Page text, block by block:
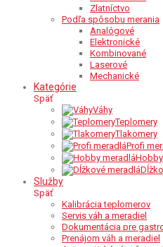
Zlatníctvo
Podľa spôsobu merania
Analógové
Elektronické
Kombinované
Laserové
Mechanické
Kategórie
Späť
Váhy
Teplomery
Tlakomery
Profi
Služby
Späť
Kalibrácia teplomerov
Servis váh a meradiel
Dokumentácia pre
Prenájom váh a meradiel